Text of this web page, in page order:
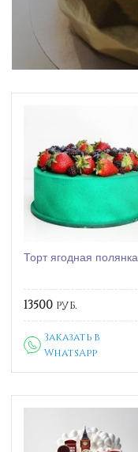
Торт ягодная полянка
13500 руб.
Заказать в
WhatsApp